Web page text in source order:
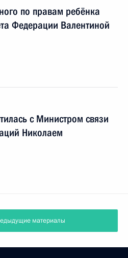
по правам ребёнка
Федерации Валентиной
с Министром связи
Николаем
материалы